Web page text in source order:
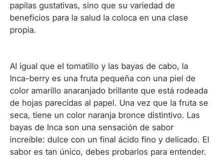
papilas gustativas, sino que su variedad de
beneficios para la salud la coloca en una clase
propia.
Al igual que el tomatillo y las bayas de cabo, la
Inca-berry es una fruta pequeña con una piel de
color amarillo anaranjado brillante que está rodeada
de hojas parecidas al papel. Una vez que la fruta se
seca, tiene un color naranja bronce distintivo. Las
bayas de Inca son una sensación de sabor
increíble: dulce con un final ácido fino y delicado. El
sabor es tan único, debes probarlos para entender.